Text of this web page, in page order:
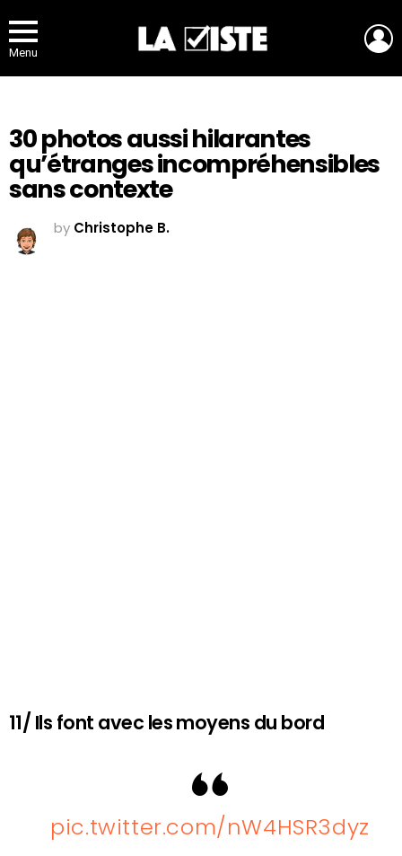
Menu
30 photos aussi hilarantes
qu’étranges incompréhensibles
sans contexte
by Christophe B.
11/ Ils font avec les moyens du bord
pic.twitter.com/nW4HSR3dyz